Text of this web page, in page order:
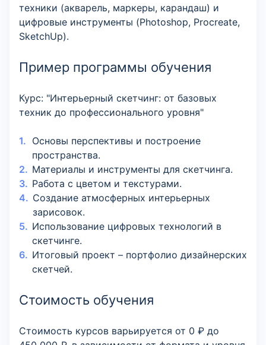
техники (акварель, маркеры, карандаш) и
цифровые инструменты (Photoshop, Procreate,
SketchUp).
Пример программы обучения
Курс: "Интерьерный скетчинг: от базовых
техник до профессионального уровня"
Основы перспективы и построение
пространства.
Материалы и инструменты для скетчинга.
Работа с цветом и текстурами.
Создание атмосферных интерьерных
зарисовок.
Использование цифровых технологий в
скетчинге.
Итоговый проект – портфолио дизайнерских
скетчей.
Стоимость обучения
Стоимость курсов варьируется от 0 ₽ до